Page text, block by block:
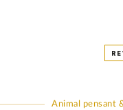
Animal pensant